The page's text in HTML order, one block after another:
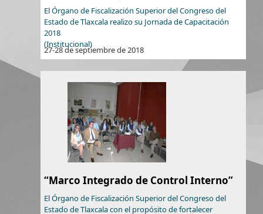
El Órgano de Fiscalización Superior del Congreso del
Estado de Tlaxcala realizo su Jornada de Capacitación
2018
(Institucional)
27-28 de septiembre de 2018
“Marco Integrado de Control Interno”
El Órgano de Fiscalización Superior del Congreso del
Estado de Tlaxcala con el propósito de fortalecer